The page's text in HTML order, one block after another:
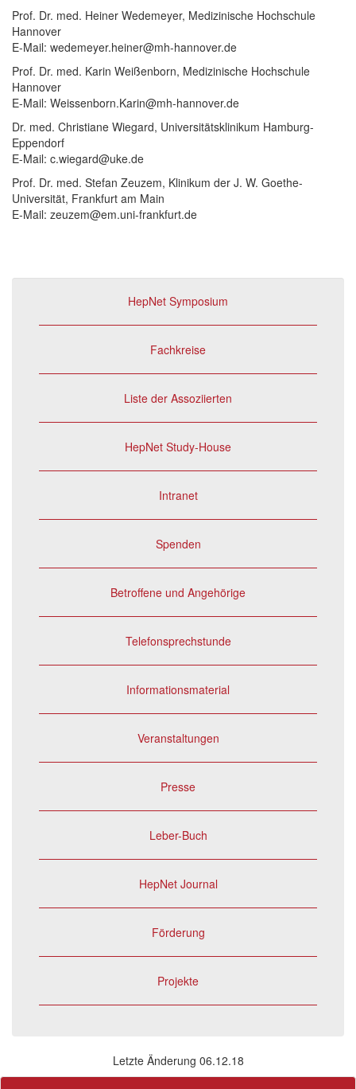
Prof. Dr. med. Heiner Wedemeyer, Medizinische Hochschule
Hannover
E-Mail: wedemeyer.heiner@mh-hannover.de
Prof. Dr. med. Karin Weißenborn, Medizinische Hochschule
Hannover
E-Mail: Weissenborn.Karin@mh-hannover.de
Dr. med. Christiane Wiegard, Universitätsklinikum Hamburg-
Eppendorf
E-Mail: c.wiegard@uke.de
Prof. Dr. med. Stefan Zeuzem, Klinikum der J. W. Goethe-
Universität, Frankfurt am Main
E-Mail: zeuzem@em.uni-frankfurt.de
HepNet Symposium
Fachkreise
Liste der Assoziierten
HepNet Study-House
Intranet
Spenden
Betroffene und Angehörige
Telefonsprechstunde
Informationsmaterial
Veranstaltungen
Presse
Leber-Buch
HepNet Journal
Förderung
Projekte
Letzte Änderung 06.12.18